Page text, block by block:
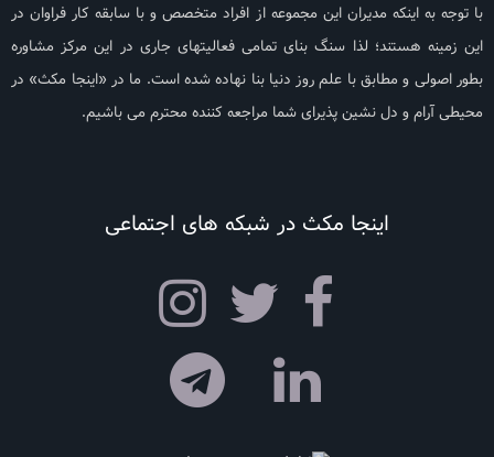
با توجه به اینکه مدیران این مجموعه از افراد متخصص و با سابقه کار فراوان در
این زمینه هستند؛ لذا سنگ بنای تمامی فعالیتهای جاری در این مرکز مشاوره
بطور اصولی و مطابق با علم روز دنیا بنا نهاده شده است. ما در «اینجا مکث» در
محیطی آرام و دل نشین پذیرای شما مراجعه کننده محترم می باشیم.
اینجا مکث در شبکه های اجتماعی